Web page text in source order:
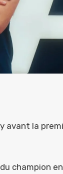
avant la
champion